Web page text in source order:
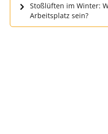
Stoßlüften im Winter:
Arbeitsplatz sein?